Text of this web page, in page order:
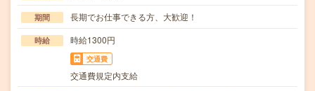
期間 長期でお仕事できる方、大歓迎！
時給 時給1300円
交通費
交通費規定内支給